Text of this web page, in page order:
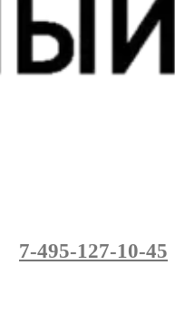
7-495-127-10-45